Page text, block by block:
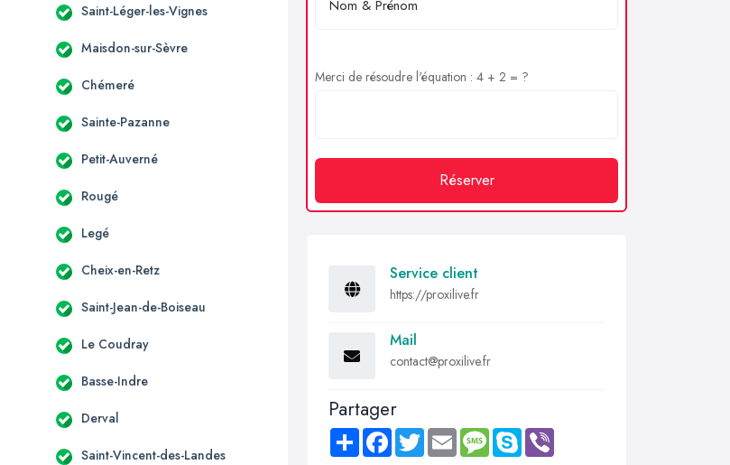
Saint-Léger-les-Vignes
Maisdon-sur-Sèvre
Chémeré
Sainte-Pazanne
Petit-Auverné
Rougé
Legé
Cheix-en-Retz
Saint-Jean-de-Boiseau
Le Coudray
Basse-Indre
Derval
Saint-Vincent-des-Landes
Merci de résoudre l'équation : 4 + 2 = ?
Réserver
Service client
https://proxilive.fr
Mail
contact@proxilive.fr
Partager
Share FacebookTwitter Email MessageSkype